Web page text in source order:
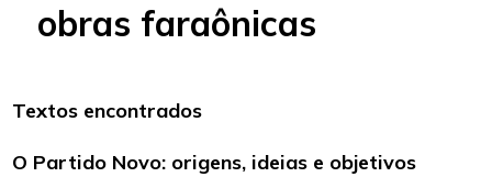
obras faraônicas
Textos encontrados
O Partido Novo: origens, ideias e objetivos